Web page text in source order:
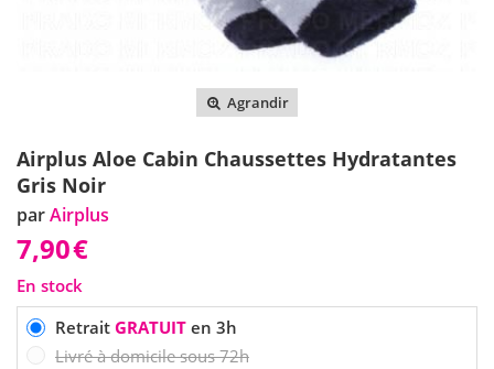
Agrandir
Airplus Aloe Cabin Chaussettes Hydratantes
Gris Noir
parAirplus
7,90€
En stock
Retrait GRATUITen 3h
Livré à domicile sous 72h